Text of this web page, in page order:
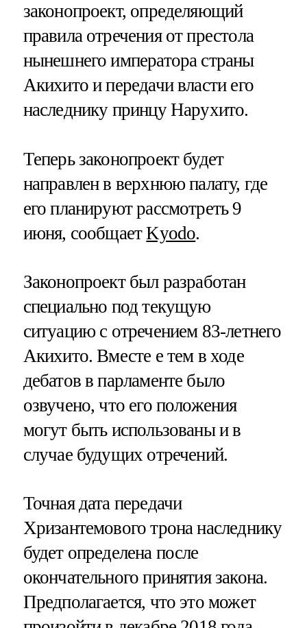
законопроект, определяющий
правила отречения от престола
нынешнего императора страны
Акихито и передачи власти его
наследнику принцу Нарухито.
Теперь законопроект будет
направлен в верхнюю палату, где
его планируют рассмотреть 9
июня, сообщаетKyodo.
Законопроект был разработан
специально под текущую
ситуацию с отречением 83-летнего
Акихито. Вместе е тем в ходе
дебатов в парламенте было
озвучено, что его положения
могут быть использованы и в
случае будущих отречений.
Точная дата передачи
Хризантемового трона наследнику
будет определена после
окончательного принятия закона.
Предполагается, что это может